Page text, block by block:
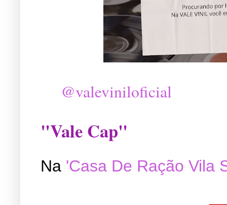
@valeviniloficial
"Vale Cap"
Na 'Casa De Ração Vila